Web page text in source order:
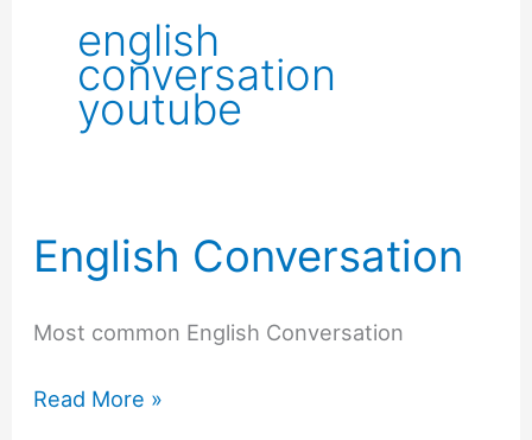
english
conversation
youtube
English Conversation
Most common English Conversation
English
Conversation
Read More »